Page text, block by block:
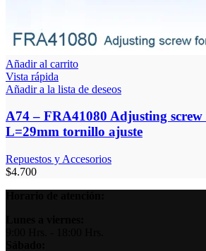
Añadir al carrito
Vista rápida
Añadir a la lista de deseos
A74 – FRA41080 Adjusting
L=29mm tornillo ajuste
Repuestos y Accesorios
$4.700